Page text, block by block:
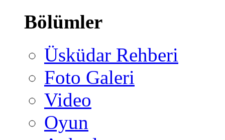
Bölümler
Üsküdar Rehberi
Foto Galeri
Video
Oyun